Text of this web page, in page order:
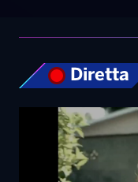
Diretta